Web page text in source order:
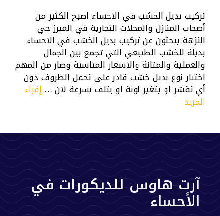
تركيب بديل الخشب في الاحساء اصبح الكثير من
أصحاب المنازل والمحلات التجارية في المبرز حي
النزهة يبحثون عن تركيب بديل الخشب في الاحساء
بديلة للخشب الطبيعي التي تجمع بين الجمال
والعملية والمتانة والاسعار المناسبة وصار من المهم
اختيار نوع بديل خشب قادر على تحمل الظروف دون
أي تقشر او يتغير لونة او يتلف بسرعة لان … إقراء
المزيد
آرت هاوس للديكورات في
الأحساء